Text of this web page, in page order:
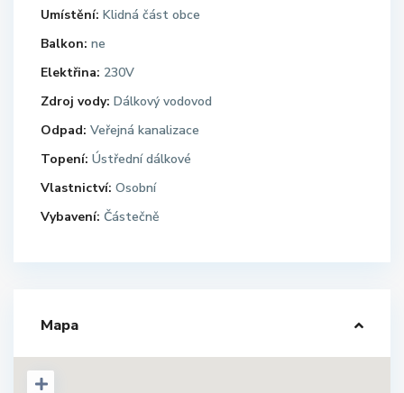
Umístění: Klidná část obce
Balkon: ne
Elektřina: 230V
Zdroj vody: Dálkový vodovod
Odpad: Veřejná kanalizace
Topení: Ústřední dálkové
Vlastnictví: Osobní
Vybavení: Částečně
Mapa